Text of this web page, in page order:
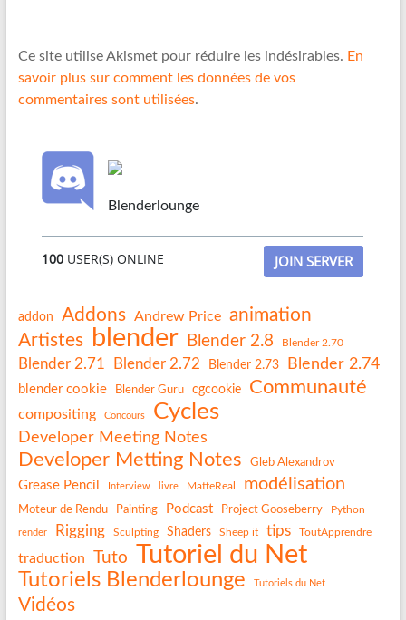
Ce site utilise Akismet pour réduire les indésirables. En
savoir plus sur comment les données de vos
commentaires sont utilisées.
Blenderlounge
100 USER(S) ONLINE JOIN SERVER
addon Addons Andrew Price animation
Artistes
blender Blender 2.8 Blender 2.70
Blender 2.71 Blender 2.72 Blender 2.73 Blender 2.74
blender cookie Blender Guru cgcookie Communauté
compositing Concours Cycles
Developer Meeting Notes
Developer Metting Notes Gleb Alexandrov
Grease Pencil Interview livre MatteReal modélisation
Moteur de Rendu Painting Podcast Project Gooseberry Python
render Rigging Sculpting Shaders Sheep it tips ToutApprendre
traduction Tuto Tutoriel du Net
Tutoriels Blenderlounge Tutoriels du Net
Vidéos